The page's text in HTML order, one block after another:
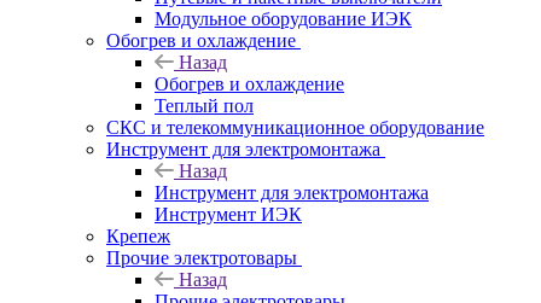
Модульное оборудование ИЭК
Обогрев и охлаждение
Назад
Обогрев и охлаждение
Теплый пол
СКС и телекоммуникационное оборудование
Инструмент для электромонтажа
Назад
Инструмент для электромонтажа
Инструмент ИЭК
Крепеж
Прочие электротовары
Назад